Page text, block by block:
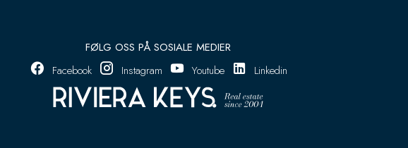
FØLG OSS PÅ SOSIALE MEDIER
Facebook
Instagram Youtube Linkedin